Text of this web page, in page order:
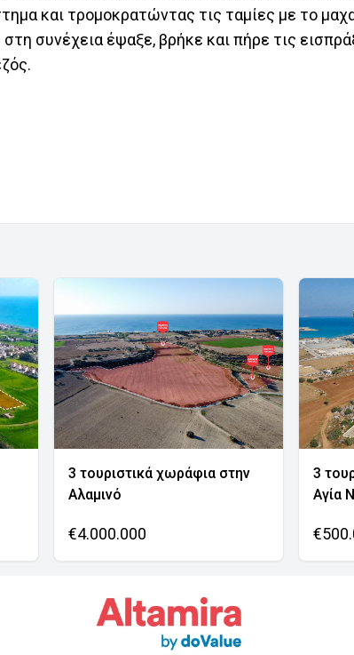
και τρομοκρατώντας τις ταμίες με το
συνέχεια έψαξε, βρήκε και πήρε τις
3 τουριστικά χωράφια στην
Αλαμινό
€4.000.000
3
Αγία